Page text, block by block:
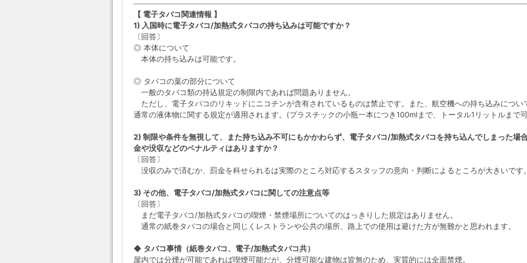
【 電子タバコ関連情報 】
1) 入国時に電子タバコ/加熱式タバコの持ち込みは可能ですか？
〔回答〕
◎ 本体について
本体の持ち込みは可能です。
◎ タバコの葉の部分について
一般のタバコ類の持込規定の制限内であれば問題ありません。
ただし、電子タバコのリキッドにニコチンが含有されているものは禁止です。また、航空機への持ち込みについ
通常の液体物に関する規定が適用されます。(プラスチックの小瓶一本につき100mlまで、トータル1リットルまで
2) 制限や条件を無視して、また持ち込み不可にもかかわらず、電子タバコ/加熱式タバコを持ち込んでしまった場
金や没収などのペナルティはありますか？
〔回答〕
没収のみで済むか、罰金を科せられるは実際のところ対応するスタッフの意向・判断によるところが大きいです。
3) その他、電子タバコ/加熱式タバコに関しての注意点等
〔回答〕
まだ電子タバコ/加熱式タバコの喫煙・禁煙場所についてのはっきりした規定はありません。
通常の紙巻タバコの場合と同じくレストランや公共の場所、路上での使用は避けた方が無難かと思われます。
◆ タバコ事情（紙巻タバコ、電子/加熱式タバコ共）
屋内では分煙が可能であれば喫煙可能だが、分煙可能な建物は皆無のため、実質的には全面禁煙。